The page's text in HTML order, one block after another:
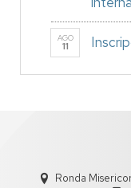
AGO
11
Ronda